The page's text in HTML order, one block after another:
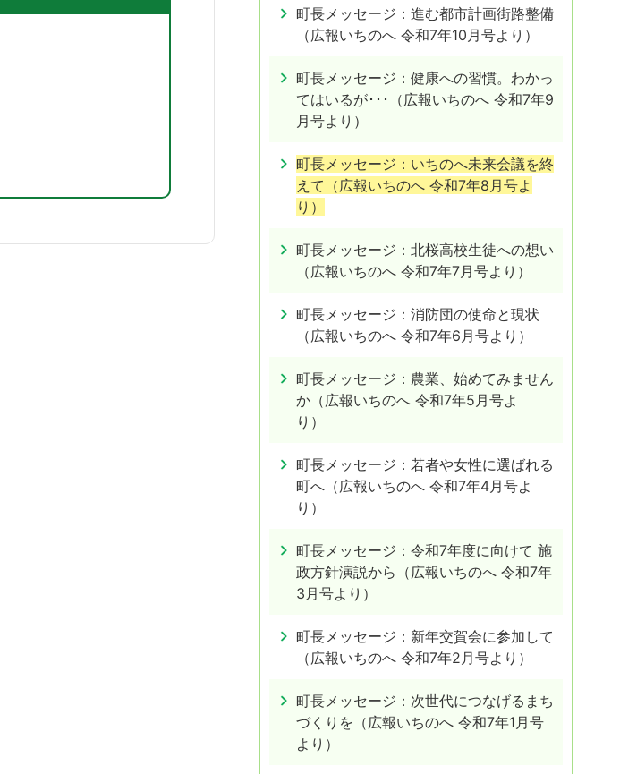
町長メッセージ：進む都市計画街路整備
（広報いちのへ 令和7年10月号より）
町長メッセージ：健康への習慣。わかっ
てはいるが･･･（広報いちのへ 令和7年9
月号より）
町長メッセージ：いちのへ未来会議を終
えて（広報いちのへ 令和7年8月号よ
り）
町長メッセージ：北桜高校生徒への想い
（広報いちのへ 令和7年7月号より）
町長メッセージ：消防団の使命と現状
（広報いちのへ 令和7年6月号より）
町長メッセージ：農業、始めてみません
か（広報いちのへ 令和7年5月号よ
り）
町長メッセージ：若者や女性に選ばれる
町へ（広報いちのへ 令和7年4月号よ
り）
町長メッセージ：令和7年度に向けて 施
政方針演説から（広報いちのへ 令和7年
3月号より）
町長メッセージ：新年交賀会に参加して
（広報いちのへ 令和7年2月号より）
町長メッセージ：次世代につなげるまち
づくりを（広報いちのへ 令和7年1月号
より）